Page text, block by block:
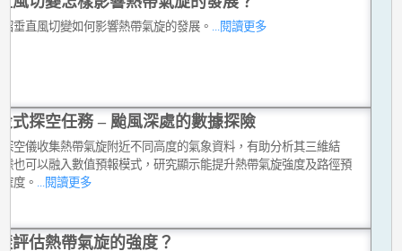
垂直風切變如何影響熱帶氣旋的發展。 ...閱讀更多
式探空任務 – 颱風深處的數據探險
空儀收集熱帶氣旋附近不同高度的氣象資料，有助分析其三維結
也可以融入數值預報模式，研究顯示能提升熱帶氣旋強度及路徑預
度。 ...閱讀更多
評估熱帶氣旋的強度？